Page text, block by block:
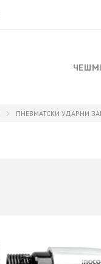
ПНЕВМАТСКИ УДАРНИ